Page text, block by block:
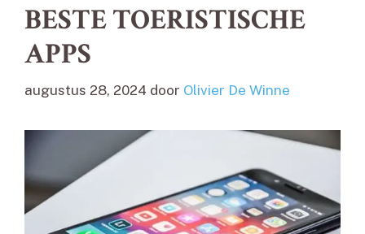
BESTE TOERISTISCHE
APPS
augustus 28, 2024 door Olivier De Winne